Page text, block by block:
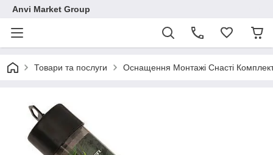
Anvi Market Group
Товари та послуги Оснащення Монтажі Снасті